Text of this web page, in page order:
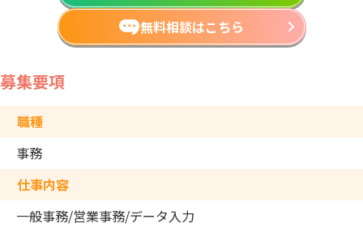
無料相談はこちら
募集要項
職種
事務
仕事内容
一般事務/営業事務/データ入力